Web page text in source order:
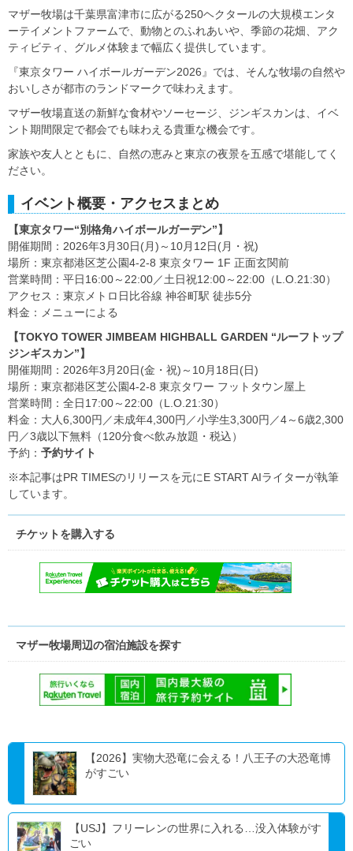
マザー牧場は千葉県富津市に広がる250ヘクタールの大規模エンタ
ーテイメントファームで、動物とのふれあいや、季節の花畑、アク
ティビティ、グルメ体験まで幅広く提供しています。
『東京タワー ハイボールガーデン2026』では、そんな牧場の自然や
おいしさが都市のランドマークで味わえます。
マザー牧場直送の新鮮な食材やソーセージ、ジンギスカンは、イベ
ント期間限定で都会でも味わえる貴重な機会です。
家族や友人とともに、自然の恵みと東京の夜景を五感で堪能してく
ださい。
イベント概要・アクセスまとめ
【東京タワー“別格角ハイボールガーデン”】
開催期間：2026年3月30日(月)～10月12日(月・祝)
場所：東京都港区芝公園4-2-8 東京タワー 1F 正面玄関前
営業時間：平日16:00～22:00／土日祝12:00～22:00（L.O.21:30）
アクセス：東京メトロ日比谷線 神谷町駅 徒歩5分
料金：メニューによる
【TOKYO TOWER JIMBEAM HIGHBALL GARDEN “ルーフトップ
ジンギスカン”】
開催期間：2026年3月20日(金・祝)～10月18日(日)
場所：東京都港区芝公園4-2-8 東京タワー フットタウン屋上
営業時間：全日17:00～22:00（L.O.21:30）
料金：大人6,300円／未成年4,300円／小学生3,300円／4～6歳2,300
円／3歳以下無料（120分食べ飲み放題・税込）
予約： 予約サイト
※本記事はPR TIMESのリリースを元にE START AIライターが執筆
しています。
チケットを購入する
マザー牧場周辺の宿泊施設を探す
【2026】実物大恐竜に会える！八王子の大恐竜博
がすごい
【USJ】フリーレンの世界に入れる…没入体験がす
ごい